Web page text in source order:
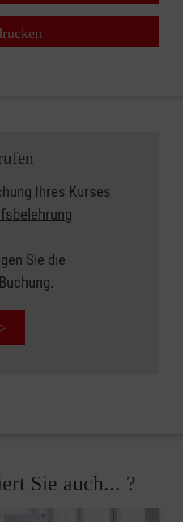
Ihres Kurses
Sie die
Sie auch... ?